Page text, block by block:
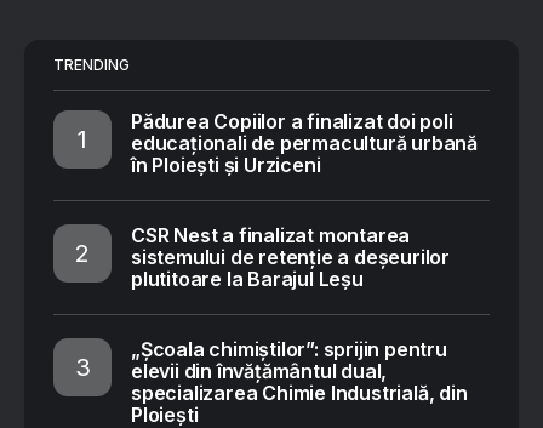
TRENDING
Pădurea Copiilor a finalizat doi poli
educaționali de permacultură urbană
în Ploiești și Urziceni
CSR Nest a finalizat montarea
sistemului de retenție a deșeurilor
plutitoare la Barajul Leșu
„Școala chimiștilor”: sprijin pentru
elevii din învățământul dual,
specializarea Chimie Industrială, din
Ploiești